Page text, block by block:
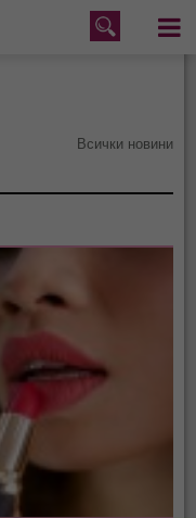
Меню
Всички новини